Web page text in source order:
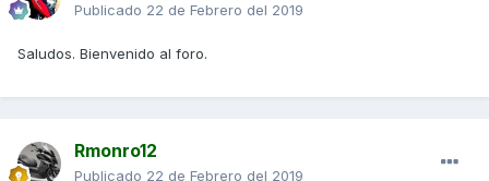
Publicado 22 de Febrero del 2019
Saludos. Bienvenido al foro.
Rmonro12
Publicado 22 de Febrero del 2019